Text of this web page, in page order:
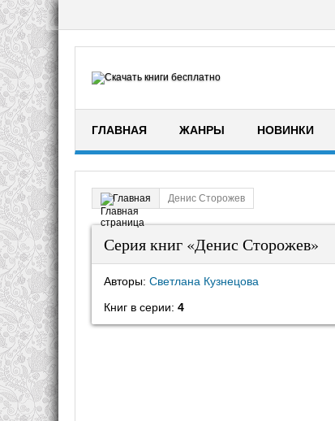
ГЛАВНАЯ ЖАНРЫ НОВИНКИ
Главная Денис Сторожев
Серия книг «Денис Сторожев»
Авторы: Светлана Кузнецова
Книг в серии: 4